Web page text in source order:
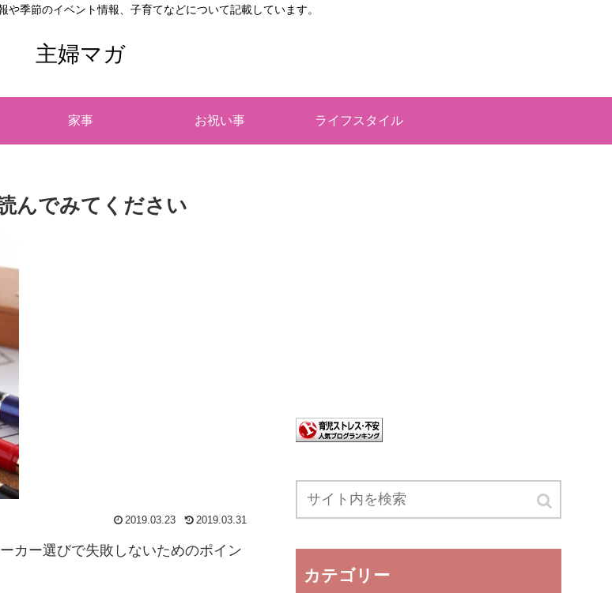
や季節のイベント情報、子育てなどについて記載しています。
主婦マガ
家事 お祝い事 ライフスタイル
んでみてください
2019.03.23 2019.03.31
カー選びで失敗しないためのポイン
カテゴリー